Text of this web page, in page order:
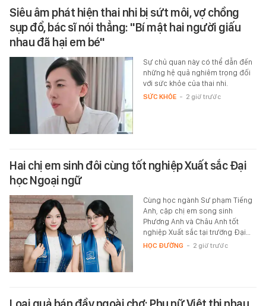
Siêu âm phát hiện thai nhi bị sứt môi, vợ chồng
sụp đổ, bác sĩ nói thẳng: "Bí mật hai người giấu
nhau đã hại em bé"
Sự chủ quan này có thể dẫn đến
những hệ quả nghiêm trọng đối
với sức khỏe của thai nhi.
SỨC KHỎE - 2 giờ trước
Hai chị em sinh đôi cùng tốt nghiệp Xuất sắc Đại
học Ngoại ngữ
Cùng học ngành Sư phạm Tiếng
Anh, cặp chị em song sinh
Phương Anh và Châu Anh tốt
nghiệp Xuất sắc tại trường Đại…
HỌC ĐƯỜNG - 2 giờ trước